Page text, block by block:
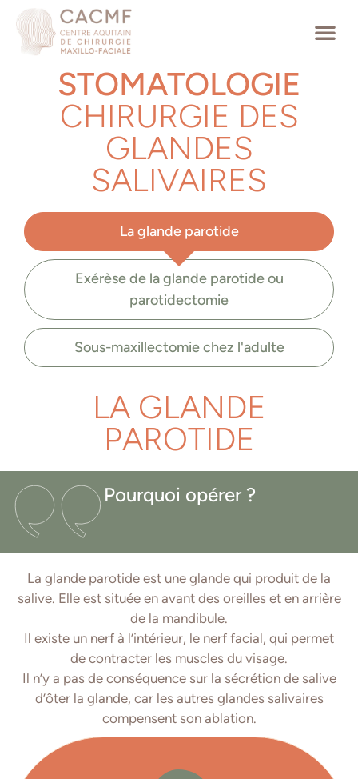
STOMATOLOGIE
CHIRURGIE DES
GLANDES
SALIVAIRES
La glande parotide
Exérèse de la glande parotide ou
parotidectomie
Sous-maxillectomie chez l'adulte
LA GLANDE
PAROTIDE
Pourquoi opérer ?
La glande parotide est une glande qui produit de la
salive. Elle est située en avant des oreilles et en arrière
de la mandibule.
Il existe un nerf à l’intérieur, le nerf facial, qui permet
de contracter les muscles du visage.
Il n’y a pas de conséquence sur la sécrétion de salive
d’ôter la glande, car les autres glandes salivaires
compensent son ablation.